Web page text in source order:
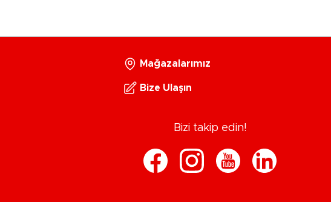
Mağazalarımız
Bize Ulaşın
Bizi takip edin!